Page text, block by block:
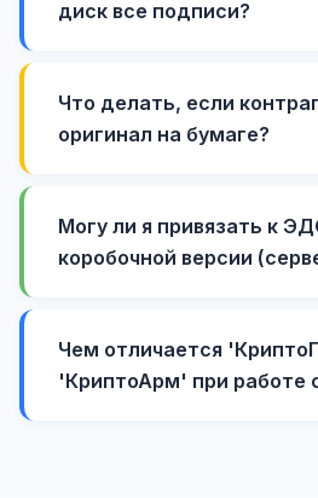
диск все подписи?
Что делать, если
оригинал на бумаге?
Могу ли я привязать к
коробочной версии
Чем отличается
'КриптоАрм' при работе